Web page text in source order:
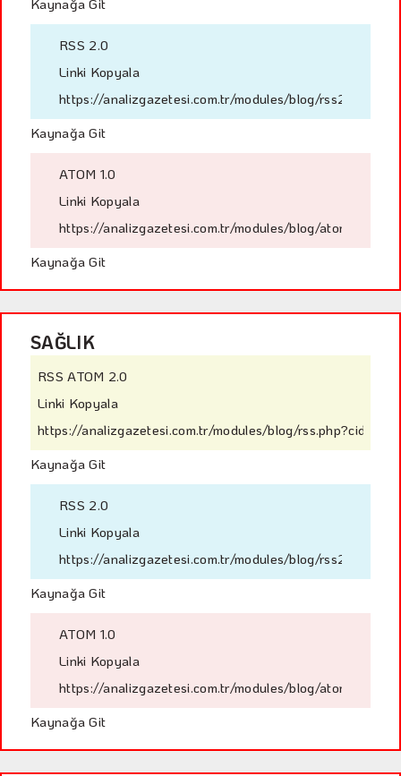
Kaynağa Git
RSS 2.0
Linki Kopyala
https://analizgazetesi.com.tr/modules/blog/
Kaynağa Git
ATOM 1.0
Linki Kopyala
https://analizgazetesi.com.tr/modules/blog/
Kaynağa Git
SAĞLIK
RSS ATOM 2.0
Linki Kopyala
https://analizgazetesi.com.tr/modules/blog/rss.php?cid=45
Kaynağa Git
RSS 2.0
Linki Kopyala
https://analizgazetesi.com.tr/modules/blog/
Kaynağa Git
ATOM 1.0
Linki Kopyala
https://analizgazetesi.com.tr/modules/blog/
Kaynağa Git